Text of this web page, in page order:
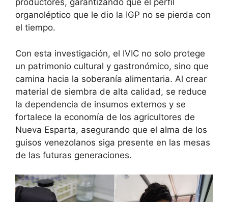
productores, garantizando que el perfil
organoléptico que le dio la IGP no se pierda con
el tiempo.
Con esta investigación, el IVIC no solo protege
un patrimonio cultural y gastronómico, sino que
camina hacia la soberanía alimentaria. Al crear
material de siembra de alta calidad, se reduce
la dependencia de insumos externos y se
fortalece la economía de los agricultores de
Nueva Esparta, asegurando que el alma de los
guisos venezolanos siga presente en las mesas
de las futuras generaciones.